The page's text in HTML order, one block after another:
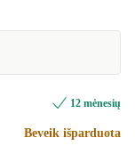
12 mėnesių
Beveik išparduota